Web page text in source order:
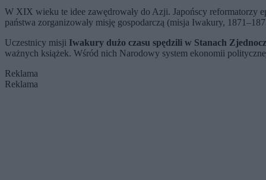
W XIX wieku te idee zawędrowały do Azji. Japońscy reformatorzy
państwa zorganizowały misję gospodarczą (misja Iwakury,
Uczestnicy misji Iwakury dużo czasu spędzili w Stanach
ważnych książek. Wśród nich Narodowy system ekonomii
Reklama
Reklama